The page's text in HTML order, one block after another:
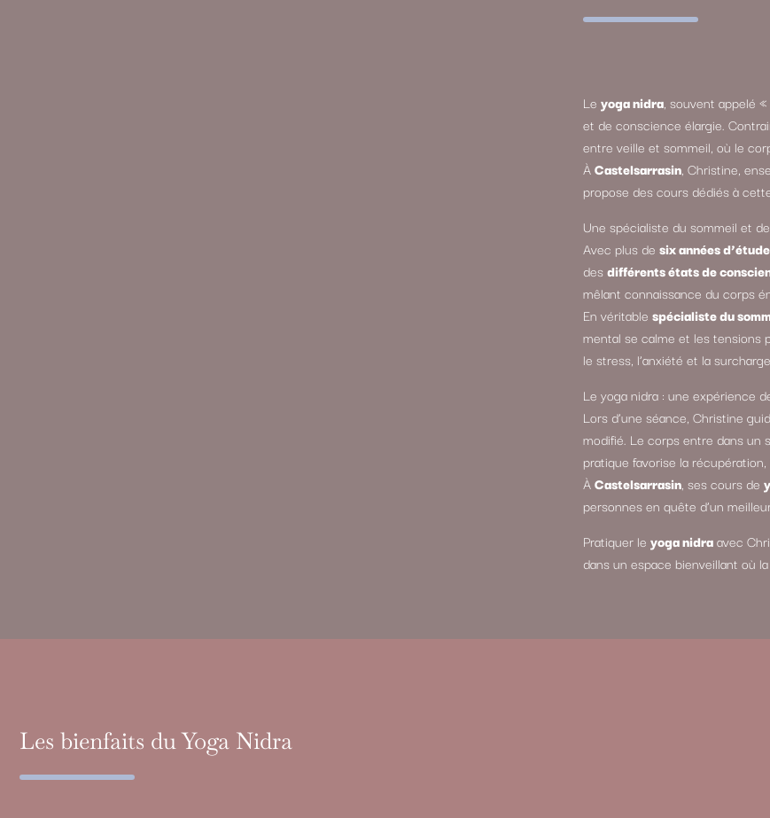
Le yoga nidra, souvent appelé
et de conscience élargie.
entre veille et sommeil, où le
ÀCastelsarrasin, Christine,
propose des cours dédiés à
Une spécialiste du sommeil et
Avec plus de six années
desdifférents états de
mêlant connaissance du corps
En véritable spécialiste du
mental se calme et les tensions
le stress, l’anxiété et la
Le yoga nidra : une expérience
Lors d’une séance, Christine
modifié. Le corps entre dans un
pratique favorise la
ÀCastelsarrasin, ses cours de
personnes en quête d’un
Pratiquer le yoga nidraavec
dans un espace bienveillant où
Les bienfaits du Yoga Nidra